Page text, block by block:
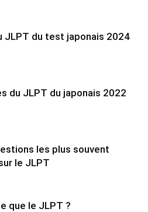
JLPT du test japonais 2024
du JLPT du japonais 2022
les plus souvent
le JLPT
que le JLPT ?